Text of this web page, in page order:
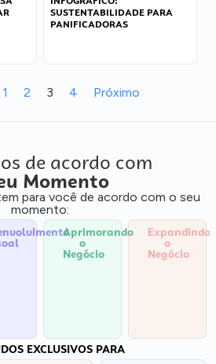
SUSTENTABILIDADE PARA
PANIFICADORAS
1 2 3 4 Próximo
de acordo com
Momento
para você de acordo com o seu
momento:
Aprimorando
o
Negócio
Expandindo
o
Negócio
EXCLUSIVOS PARA